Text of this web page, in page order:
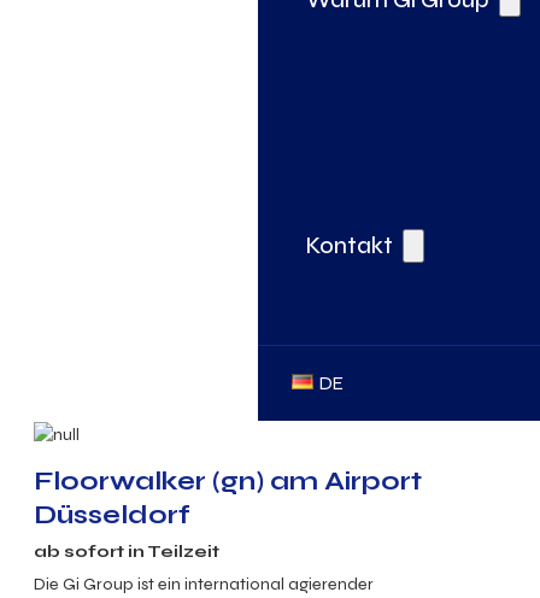
Kontakt
DE
Floorwalker (gn) am Airport
Düsseldorf
ab sofort in Teilzeit
Die Gi Group ist ein international agierender